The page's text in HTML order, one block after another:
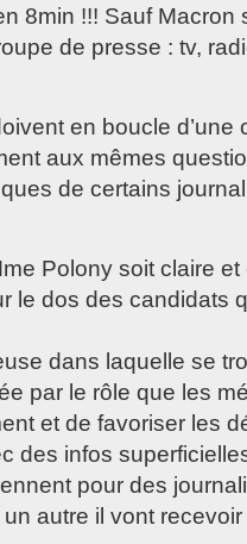
8min !!! Sauf Macron
de presse : tv,
en boucle d’une
aux mêmes
de certains
Polony soit claire
le dos des candidats
dans laquelle se
par le rôle que les
et de favoriser les
des infos
pour des
autre il vont